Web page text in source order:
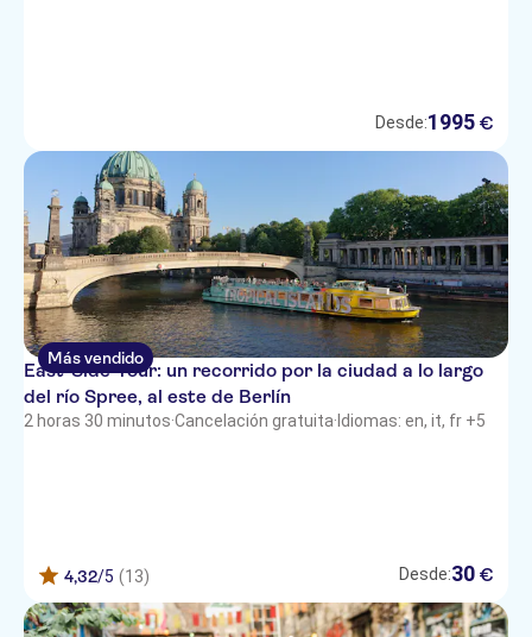
Desde:1995 €
Más vendido
East-Side-Tour: un recorrido por la ciudad a lo largo
del río Spree, al este de Berlín
2 horas 30 minutos·Cancelación gratuita· Idiomas: en, it, fr +5
4,32/5 (13) Desde:30 €